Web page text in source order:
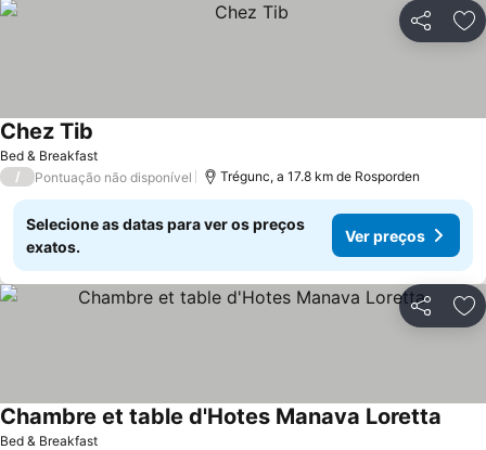
Partilhar
Bed & Breakfast
Chez Tib
/ Pontuação não disponível Trégunc, a 17.8 km de Rosporden
Selecione as datas para ver os preços
exatos.
Ver preços
Partilhar
Bed & Breakfast
Chambre et table d'Hotes Manava Loretta